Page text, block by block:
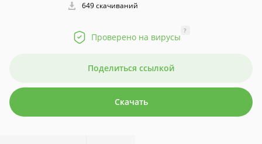
649 скачиваний
Проверено на вирусы
?
Поделиться ссылкой
Скачать